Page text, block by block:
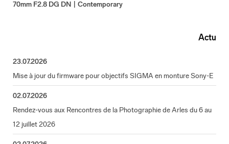
70mm F2.8 DG DN | Contemporary
Actu
23.07.2026
Mise à jour du firmware pour objectifs SIGMA en monture Sony-E
02.07.2026
Rendez-vous aux Rencontres de la Photographie de Arles du 6 au
12 juillet 2026